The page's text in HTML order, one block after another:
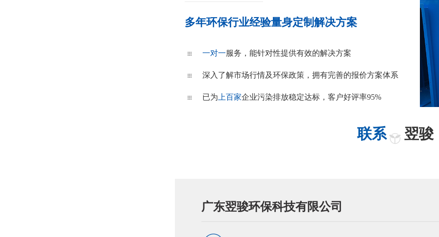
多年环保行业经验量身定制解决方案
一对一服务，能针对性提供有效的解决方案
深入了解市场行情及环保政策，拥有完善的报价方案体系
已为 上百家企业污染排放稳定达标，客户好评率95%
联系 翌骏
广东翌骏环保科技有限公司